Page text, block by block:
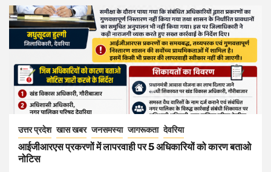
उत्तर प्रदेश खास खबर जनसमस्या जागरूकता देवरिया
आईजीआरएस प्रकरणों में लापरवाही पर 5 अधिकारियों को कारण बताओ
नोटिस